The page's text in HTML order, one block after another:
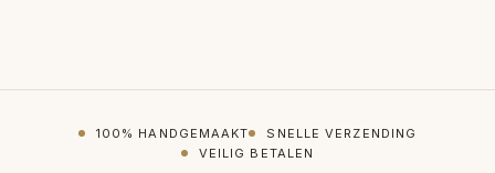
100% HANDGEMAAKT
SNELLE VERZENDING
VEILIG BETALEN